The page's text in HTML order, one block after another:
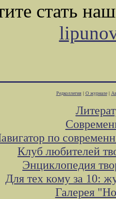
стать
Редколлегия| О журнале|
по
Клуб любителей
Энциклопедия
Для тех кому за 10:
Галерея